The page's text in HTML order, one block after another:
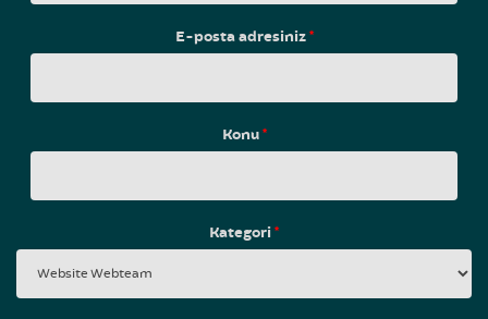
E-posta adresiniz*
Konu*
Kategori*